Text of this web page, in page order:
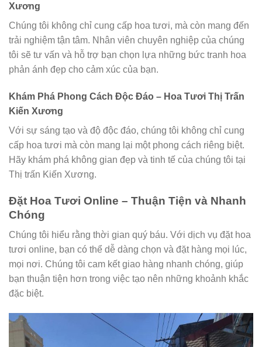
Xương
Chúng tôi không chỉ cung cấp hoa tươi, mà còn mang đến
trải nghiệm tận tâm. Nhân viên chuyên nghiệp của chúng
tôi sẽ tư vấn và hỗ trợ bạn chọn lựa những bức tranh hoa
phản ánh đẹp cho cảm xúc của bạn.
Khám Phá Phong Cách Độc Đáo – Hoa Tươi Thị Trấn
Kiến Xương
Với sự sáng tạo và độ độc đáo, chúng tôi không chỉ cung
cấp hoa tươi mà còn mang lại một phong cách riêng biệt.
Hãy khám phá không gian đẹp và tinh tế của chúng tôi tại
Thị trấn Kiến Xương.
Đặt Hoa Tươi Online – Thuận Tiện và Nhanh
Chóng
Chúng tôi hiểu rằng thời gian quý báu. Với dịch vụ đặt hoa
tươi online, bạn có thể dễ dàng chọn và đặt hàng mọi lúc,
mọi nơi. Chúng tôi cam kết giao hàng nhanh chóng, giúp
bạn thuận tiện hơn trong việc tạo nên những khoảnh khắc
đặc biệt.